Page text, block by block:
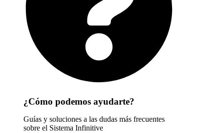
¿Cómo podemos ayudarte?
Guías y soluciones a las dudas más frecuentes
sobre el Sistema Infinitive